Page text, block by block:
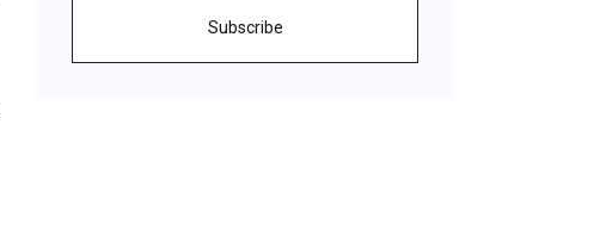
Subscribe